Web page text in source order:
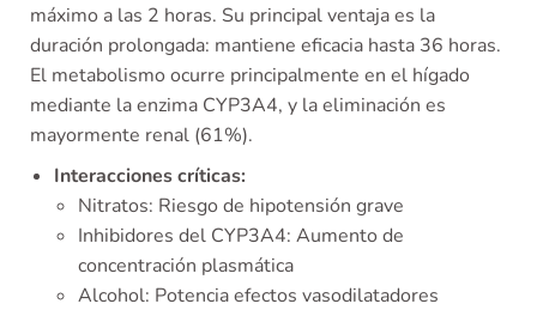
máximo a las 2 horas. Su principal ventaja es la
duración prolongada: mantiene eficacia hasta 36 horas.
El metabolismo ocurre principalmente en el hígado
mediante la enzima CYP3A4, y la eliminación es
mayormente renal (61%).
Interacciones críticas:
Nitratos: Riesgo de hipotensión grave
Inhibidores del CYP3A4: Aumento de
concentración plasmática
Alcohol: Potencia efectos vasodilatadores